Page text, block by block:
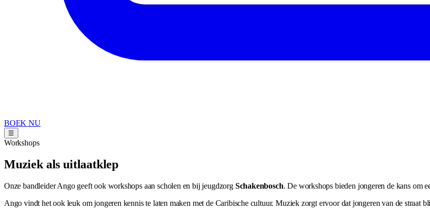
BOEK NU
☰
Workshops
Muziek als uitlaatklep
Onze bandleider Ango geeft ook workshops aan scholen en bij jeugdzorg Schakenbosch. De workshops bieden jongeren de kans om
Ango vindt het ook leuk om jongeren kennis te laten maken met de Caribische cultuur. Muziek zorgt ervoor dat jongeren van de straat